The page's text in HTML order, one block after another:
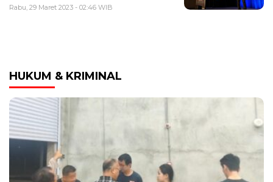
Rabu, 29 Maret 2023 - 02:46 WIB
HUKUM & KRIMINAL